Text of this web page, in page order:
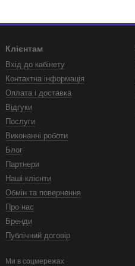
Клієнтам
Вхід до кабінету
Контактна інформація
Оплата і доставка
Відгуки
Послуги
Виконанні роботи
Блог
Партнери
Наші клієнти
Обмін та повернення
Про нас
Бренди
Публічний договір
Ми в соцмережах